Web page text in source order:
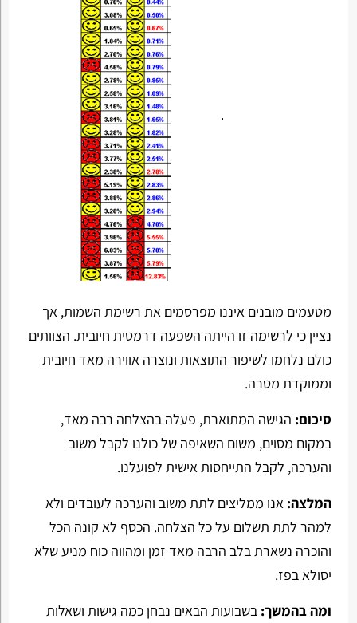
מטעמים מובנים איננו מפרסמים את רשימת השמות, אך
נציין כי לרשימה זו הייתה השפעה דרמטית חיובית. הצוותים
כולם נלחמו לשיפור התוצאות ונוצרה אווירה מאד חיובית
וממוקדת מטרה.
סיכום: הגישה המתוארת, פעלה בהצלחה רבה מאד,
במקום מסוים, משום השאיפה של כולנו לקבל משוב
והערכה, לקבל התייחסות אישית לפועלנו.
המלצה: אנו ממליצים לתת משוב והערכה לעובדים ולא
למהר לתת תשלום על כל הצלחה. הכסף לא קונה הכל
והוכרה נשארת בלב הרבה מאד זמן ומהווה כוח מניע שלא
יסולא בפז.
ומה בהמשך: בשבועות הבאים נבחן כמה גישות ושאלות